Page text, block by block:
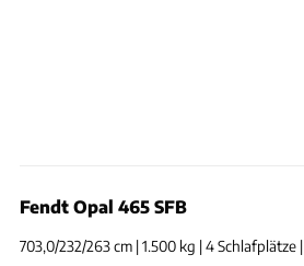
Fendt Opal 465 SFB
703,0/232/263 cm | 1.500 kg | 4 Schlafplätze